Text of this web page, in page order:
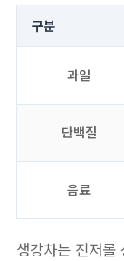
구분
과일
단백질
음료
생강차는 진저롤